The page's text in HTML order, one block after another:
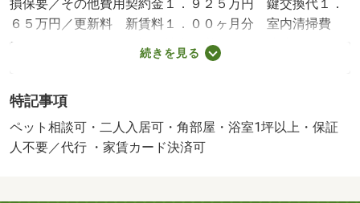
損保要／その他費用契約金１．９２５万円 鍵交換代１．
６５万円／更新料 新賃料１．００ヶ月分 室内清掃費
用 ６０５００円／保証会社利用必：クレカ決済：Ｄ－Ａ
ｓｓｏｃｉａｔｅα…月額保証料（月額賃料等の３．４％＋
回保証料３５ ０００円＋月額保証料（月額賃料等の１％
＋８００円）／二人入居可／ペット相談／事務所利用不可
／平置駐／ペット飼育時敷金＋１ヶ月（小型犬又は猫１匹
続きを見る
特記事項
ペット相談可・二人入居可・角部屋・浴室1坪以上・保証
人不要／代行 ・家賃カード決済可